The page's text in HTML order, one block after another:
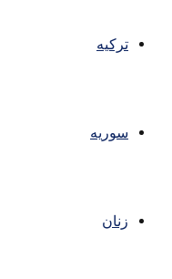
ترکیه
سوریه
زنان